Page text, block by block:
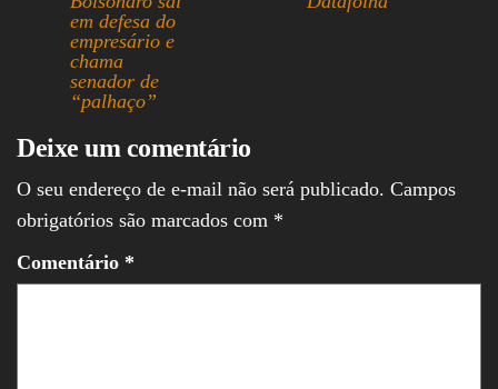
em defesa do
empresário e
chama
senador de
“palhaço”
Deixe um comentário
O seu endereço de e-mail não será publicado. Campos
obrigatórios são marcados com *
Comentário *